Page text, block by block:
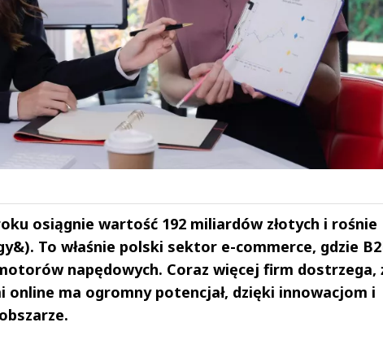
osiągnie wartość 192 miliardów złotych i rośnie
To właśnie polski sektor e-commerce, gdzie
napędowych. Coraz więcej firm dostrzega,
ma ogromny potencjał, dzięki innowacjom i